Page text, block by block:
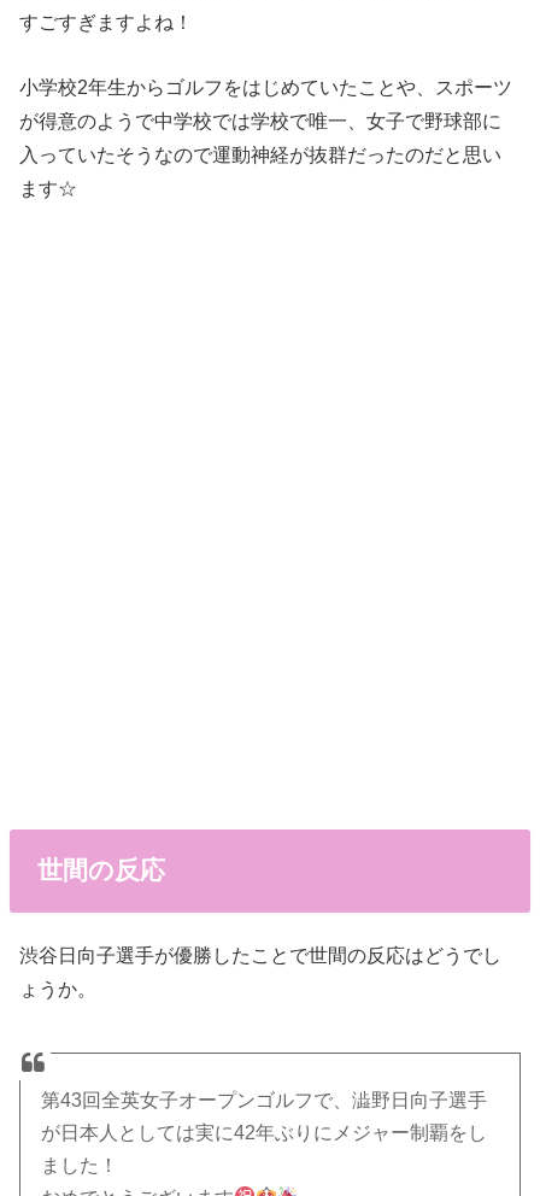
すごすぎますよね！
小学校2年生からゴルフをはじめていたことや、スポーツ
が得意のようで中学校では学校で唯一、女子で野球部に
入っていたそうなので運動神経が抜群だったのだと思い
ます☆
世間の反応
渋谷日向子選手が優勝したことで世間の反応はどうでし
ょうか。
第43回全英女子オープンゴルフで、澁野日向子選手
が日本人としては実に42年ぶりにメジャー制覇をし
ました！